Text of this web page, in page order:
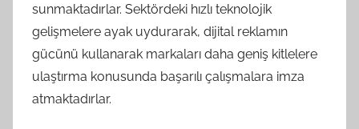
sunmaktadırlar. Sektördeki hızlı teknolojik
gelişmelere ayak uydurarak, dijital reklamın
gücünü kullanarak markaları daha geniş kitlelere
ulaştırma konusunda başarılı çalışmalara imza
atmaktadırlar.